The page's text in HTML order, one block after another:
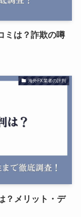
ミは？詐欺の噂
海外FX業者の評判
？メリット・デ